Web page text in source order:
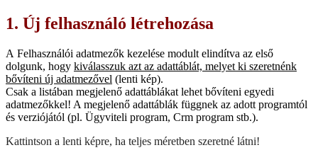
1. Új felhasználó létrehozása
A Felhasználói adatmezők kezelése modult elindítva az első
dolgunk, hogy kiválasszuk azt az adattáblát, melyet ki szeretnénk
bővíteni új adatmezővel (lenti kép).
Csak a listában megjelenő adattáblákat lehet bővíteni egyedi
adatmezőkkel! A megjelenő adattáblák függnek az adott programtól
és verziójától (pl. Ügyviteli program, Crm program stb.).
Kattintson a lenti képre, ha teljes méretben szeretné látni!